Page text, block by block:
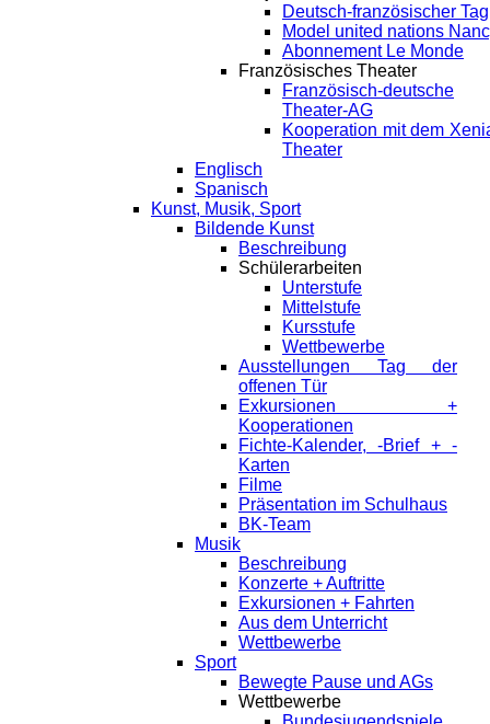
Deutsch-französischer Tag
Model united nations
Abonnement Le Monde
Französisches Theater
Französisch-deutsche
Theater-AG
Kooperation mit dem
Theater
Englisch
Spanisch
Kunst, Musik, Sport
Bildende Kunst
Beschreibung
Schülerarbeiten
Unterstufe
Mittelstufe
Kursstufe
Wettbewerbe
Ausstellungen Tag der
offenen Tür
Exkursionen +
Kooperationen
Fichte-Kalender, -Brief + -
Karten
Filme
Präsentation im Schulhaus
BK-Team
Musik
Beschreibung
Konzerte + Auftritte
Exkursionen + Fahrten
Aus dem Unterricht
Wettbewerbe
Sport
Bewegte Pause und AGs
Wettbewerbe